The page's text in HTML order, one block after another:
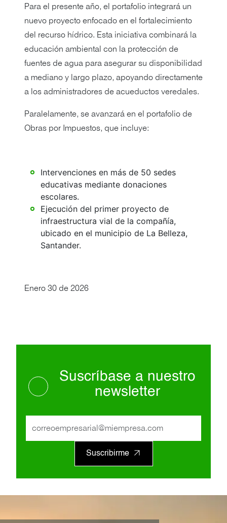
Para el presente año, el portafolio integrará un
nuevo proyecto enfocado en el fortalecimiento
del recurso hídrico. Esta iniciativa combinará la
educación ambiental con la protección de
fuentes de agua para asegurar su disponibilidad
a mediano y largo plazo, apoyando directamente
a los administradores de acueductos veredales.
Paralelamente, se avanzará en el portafolio de
Obras por Impuestos, que incluye:
Intervenciones en más de 50 sedes
educativas mediante donaciones
escolares.
Ejecución del primer proyecto de
infraestructura vial de la compañía,
ubicado en el municipio de La Belleza,
Santander.
Enero 30 de 2026
Suscríbase a nuestro
newsletter
Suscribirme